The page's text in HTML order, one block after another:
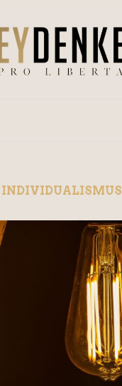
INDIVIDUALISMUS